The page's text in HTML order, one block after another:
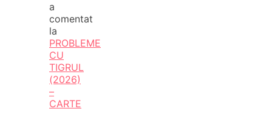
a
comentat
la
PROBLEME
CU
TIGRUL
(2026)
–
CARTE